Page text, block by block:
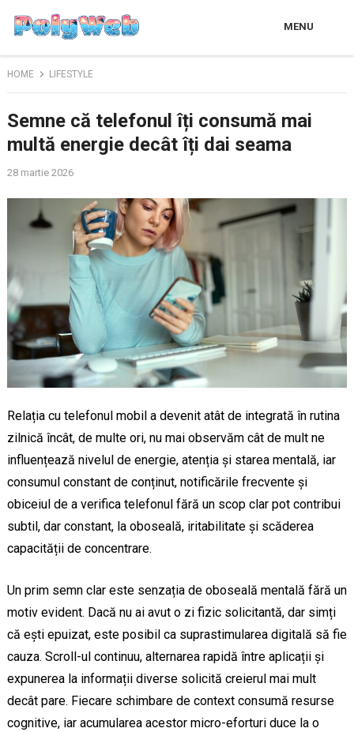
MENU
HOME LIFESTYLE
Semne că telefonul îți consumă mai
multă energie decât îți dai seama
28 martie 2026
Relația cu telefonul mobil a devenit atât de integrată în rutina
zilnică încât, de multe ori, nu mai observăm cât de mult ne
influențează nivelul de energie, atenția și starea mentală, iar
consumul constant de conținut, notificările frecvente și
obiceiul de a verifica telefonul fără un scop clar pot contribui
subtil, dar constant, la oboseală, iritabilitate și scăderea
capacității de concentrare.
Un prim semn clar este senzația de oboseală mentală fără un
motiv evident. Dacă nu ai avut o zi fizic solicitantă, dar simți
că ești epuizat, este posibil ca suprastimularea digitală să fie
cauza. Scroll-ul continuu, alternarea rapidă între aplicații și
expunerea la informații diverse solicită creierul mai mult
decât pare. Fiecare schimbare de context consumă resurse
cognitive, iar acumularea acestor micro-eforturi duce la o